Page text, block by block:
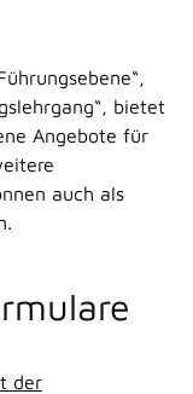
bietet
Angebote für
auch als
der